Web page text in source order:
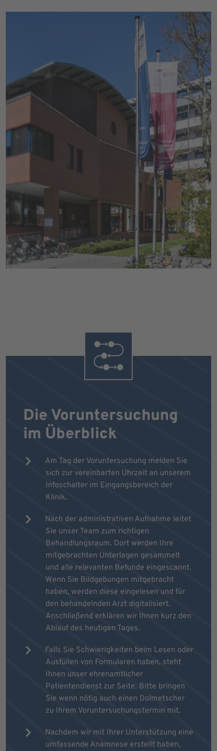
Die Voruntersuchung
im Überblick
Am Tag der Voruntersuchung melden Sie
sich zur vereinbarten Uhrzeit an unserem
Infoschalter im Eingangsbereich der
Klinik.
Nach der administrativen Aufnahme leitet
Sie unser Team zum richtigen
Behandlungsraum. Dort werden Ihre
mitgebrachten Unterlagen gesammelt
und alle relevanten Befunde eingescannt.
Wenn Sie Bildgebungen mitgebracht
haben, werden diese eingelesen und für
den behandelnden Arzt digitalisiert.
Anschließend erklären wir Ihnen kurz den
Ablauf des heutigen Tages.
Falls Sie Schwierigkeiten beim Lesen oder
Ausfüllen von Formularen haben, steht
Ihnen unser ehrenamtlicher
Patientendienst zur Seite. Bitte bringen
Sie wenn nötig auch einen Dolmetscher
zu Ihrem Voruntersuchungstermin mit.
Nachdem wir mit Ihrer Unterstützung eine
umfassende Anamnese erstellt haben,